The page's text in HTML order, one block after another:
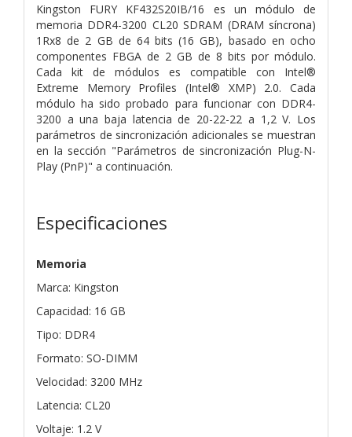
Kingston FURY KF432S20IB/16 es un módulo de
memoria DDR4-3200 CL20 SDRAM (DRAM síncrona)
1Rx8 de 2 GB de 64 bits (16 GB), basado en ocho
componentes FBGA de 2 GB de 8 bits por módulo.
Cada kit de módulos es compatible con Intel®
Extreme Memory Profiles (Intel® XMP) 2.0. Cada
módulo ha sido probado para funcionar con DDR4-
3200 a una baja latencia de 20-22-22 a 1,2 V. Los
parámetros de sincronización adicionales se muestran
en la sección "Parámetros de sincronización Plug-N-
Play (PnP)" a continuación.
Especificaciones
Memoria
Marca: Kingston
Capacidad: 16 GB
Tipo: DDR4
Formato: SO-DIMM
Velocidad: 3200 MHz
Latencia: CL20
Voltaje: 1.2 V